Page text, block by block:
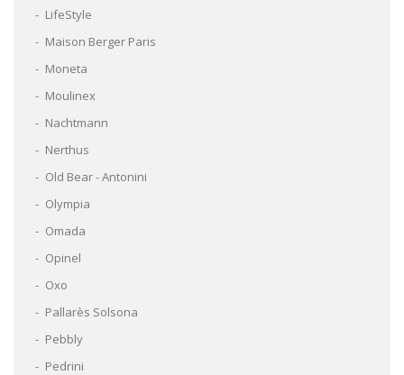
LifeStyle
Maison Berger Paris
Moneta
Moulinex
Nachtmann
Nerthus
Old Bear - Antonini
Olympia
Omada
Opinel
Oxo
Pallarès Solsona
Pebbly
Pedrini